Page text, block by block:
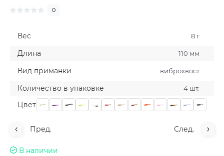
0
Вес 8 г
Длина 110 мм
Вид приманки виброхвост
Количество в упаковке 4 шт.
Цвет
Пред. След.
В наличии